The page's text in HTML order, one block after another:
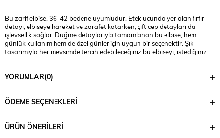
Bu zarif elbise, 36-42 bedene uyumludur. Etek ucunda yer alan fırfır
detayı, elbiseye hareket ve zarafet katarken, çift cep detayları da
işlevsellik sağlar. Düğme detaylarıyla tamamlanan bu elbise, hem
günlük kullanım hem de özel günler için uygun bir seçenektir. Şık
tasarımıyla her mevsimde tercih edebileceğiniz bu elbiseyi, istediğiniz
(Bedenler arası +/- 2cm fark olmaktadır.) Model Ölçüleri Boy: 1,68 Kilo:
YORUMLAR(0)
ÖDEME SEÇENEKLERI
ÜRÜN ÖNERILERI